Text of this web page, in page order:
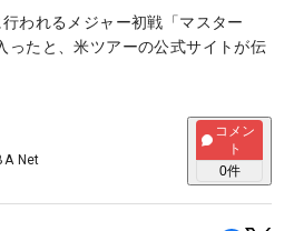
われるメジャー初戦「マスター
ったと、米ツアーの公式サイトが伝
Net
コメン
ト
0件